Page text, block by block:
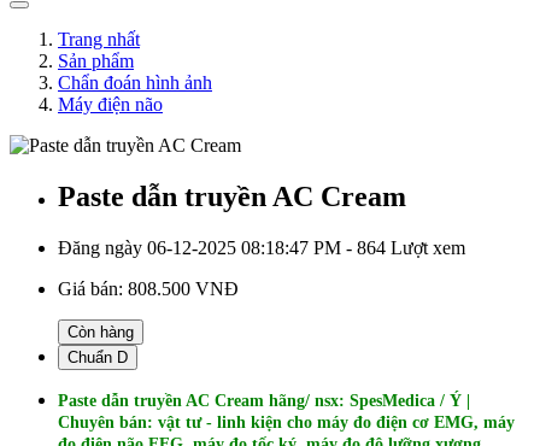
Trang nhất
Sản phẩm
Chẩn đoán hình ảnh
Máy điện não
Paste dẫn truyền AC Cream
Đăng ngày 06-12-2025 08:18:47 PM - 864 Lượt xem
Giá bán: 808.500 VNĐ
Còn hàng
Chuẩn D
Paste dẫn truyền AC Cream hãng/ nsx: SpesMedica / Ý |
Chuyên bán: vật tư - linh kiện cho máy đo điện cơ EMG, máy